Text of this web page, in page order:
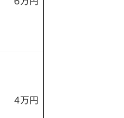
4万円